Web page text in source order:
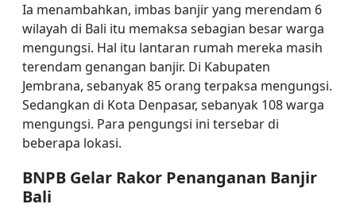
Ia menambahkan, imbas banjir yang merendam 6
wilayah di Bali itu memaksa sebagian besar warga
mengungsi. Hal itu lantaran rumah mereka masih
terendam genangan banjir. Di Kabupaten
Jembrana, sebanyak 85 orang terpaksa mengungsi.
Sedangkan di Kota Denpasar, sebanyak 108 warga
mengungsi. Para pengungsi ini tersebar di
beberapa lokasi.
BNPB Gelar Rakor Penanganan Banjir
Bali